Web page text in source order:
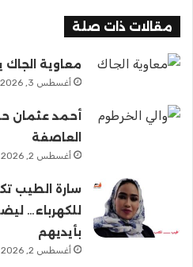
مقالات ذات صلة
معاوية
أغسطس 3, 2026
أحمد عثمان
العاصفة
أغسطس 2, 2026
سارة الطيب
للكهرباء…
بأيديهم
أغسطس 2, 2026